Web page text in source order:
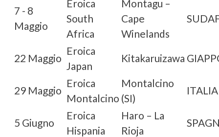
7 - 8
Maggio
Eroica
South
Africa
Montagu –
Cape
Winelands
22 Maggio
Eroica
Japan
Kitakaruizawa
29 Maggio
Eroica
Montalcino
Montalcino
(SI)
ITALIA
5 Giugno
Eroica
Hispania
Haro – La
Rioja